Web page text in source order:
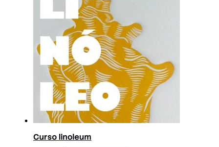
Curso linoleum